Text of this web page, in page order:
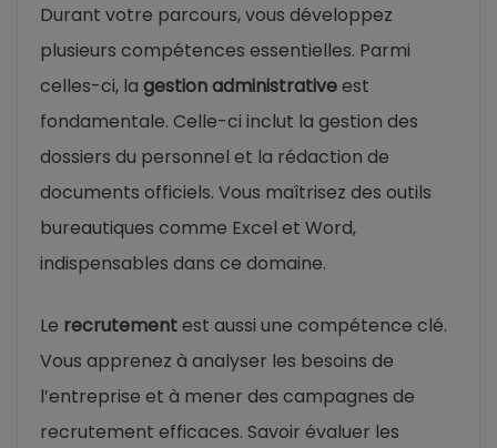
Durant votre parcours, vous développez
plusieurs compétences essentielles. Parmi
celles-ci, la gestion administrativeest
fondamentale. Celle-ci inclut la gestion des
dossiers du personnel et la rédaction de
documents officiels. Vous maîtrisez des outils
bureautiques comme Excel et Word,
indispensables dans ce domaine.
Le recrutementest aussi une compétence clé.
Vous apprenez à analyser les besoins de
l’entreprise et à mener des campagnes de
recrutement efficaces. Savoir évaluer les